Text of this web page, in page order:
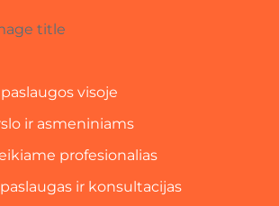
visoje
ir asmeniniams
profesionalias
ir konsultacijas